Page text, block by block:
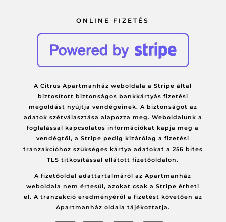
ONLINE FIZETÉS
A Citrus Apartmanház weboldala a Stripe által
biztosított biztonságos bankkártyás fizetési
megoldást nyújtja vendégeinek. A biztonságot az
adatok szétválasztása alapozza meg. Weboldalunk a
foglalással kapcsolatos információkat kapja meg a
vendégtől, a Stripe pedig kizárólag a fizetési
tranzakcióhoz szükséges kártya adatokat a 256 bites
TLS titkosítással ellátott fizetőoldalon.
A fizetőoldal adattartalmáról az Apartmanház
weboldala nem értesül, azokat csak a Stripe érheti
el. A tranzakció eredményéről a fizetést követően az
Apartmanház oldala tájékoztatja.